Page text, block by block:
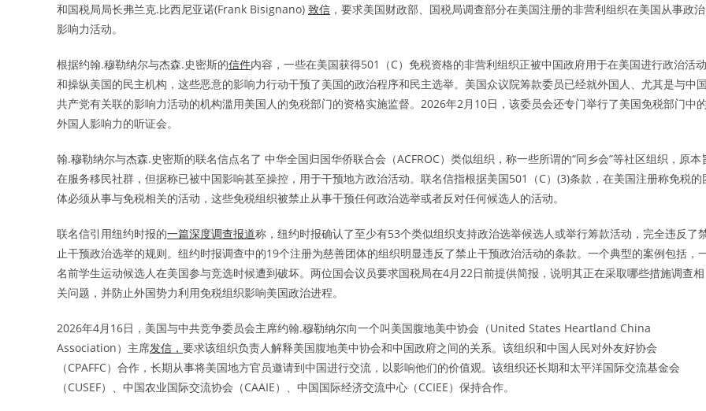
和国税局局长弗兰克.比西尼亚诺(Frank Bisignano) 致信 ，要求美国财政部、国税局调查部分在美国注册的非营利组织在美国从事政治
影响力活动。
根据约翰.穆勒纳尔与杰森.史密斯的信件内容，一些在美国获得501（C）免税资格的非营利组织正被中国政府用于在美国进行政治活动
和操纵美国的民主机构，这些恶意的影响力行动干预了美国的政治程序和民主选举。美国众议院筹款委员已经就外国人、尤其是与中国
共产党有关联的影响力活动的机构滥用美国人的免税部门的资格实施监督。2026年2月10日，该委员会还专门举行了美国免税部门中的
外国人影响力的听证会。
翰.穆勒纳尔与杰森.史密斯的联名信点名了 中华全国归国华侨联合会（ACFROC）类似组织，称一些所谓的“同乡会”等社区组织，原本
在服务移民社群，但据称已被中国影响甚至操控，用于干预地方政治活动。联名信指根据美国501（C）(3)条款，在美国注册称免税的
体必须从事与免税相关的活动，这些免税组织被禁止从事干预任何政治选举或者反对任何候选人的活动。
联名信引用纽约时报的一篇深度调查报道称，纽约时报确认了至少有53个类似组织支持政治选举候选人或举行筹款活动，完全违反了
止干预政治选举的规则。纽约时报调查中的19个注册为慈善团体的组织明显违反了禁止干预政治活动的条款。一个典型的案例包括，
名前学生运动候选人在美国参与竞选时候遭到破坏。两位国会议员要求国税局在4月22日前提供简报，说明其正在采取哪些措施调查相
关问题，并防止外国势力利用免税组织影响美国政治进程。
2026年4月16日，美国与中共竞争委员会主席约翰.穆勒纳尔向一个叫美国腹地美中协会（United States Heartland China
Association）主席发信， 要求该组织负责人解释美国腹地美中协会和中国政府之间的关系。该组织和中国人民对外友好协会
（CPAFFC）合作，长期从事将美国地方官员邀请到中国进行交流，以影响他们的价值观。该组织还长期和太平洋国际交流基金会
（CUSEF）、中国农业国际交流协会（CAAIE）、中国国际经济交流中心（CCIEE）保持合作。